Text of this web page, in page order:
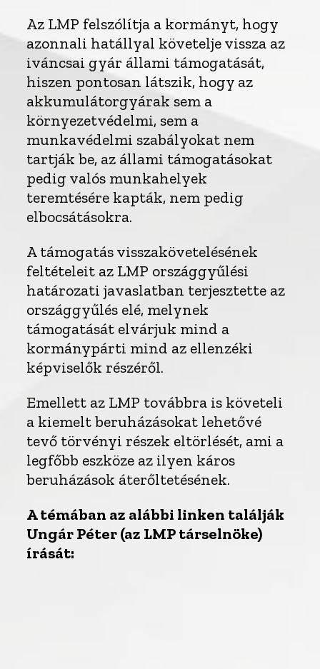
Az LMP felszólítja a kormányt, hogy
azonnali hatállyal követelje vissza az
iváncsai gyár állami támogatását,
hiszen pontosan látszik, hogy az
akkumulátorgyárak sem a
környezetvédelmi, sem a
munkavédelmi szabályokat nem
tartják be, az állami támogatásokat
pedig valós munkahelyek
teremtésére kapták, nem pedig
elbocsátásokra.
A támogatás visszakövetelésének
feltételeit az LMP országgyűlési
határozati javaslatban terjesztette az
országgyűlés elé, melynek
támogatását elvárjuk mind a
kormánypárti mind az ellenzéki
képviselők részéről.
Emellett az LMP továbbra is követeli
a kiemelt beruházásokat lehetővé
tevő törvényi részek eltörlését, ami a
legfőbb eszköze az ilyen káros
beruházások áterőltetésének.
A témában az alábbi linken találják
Ungár Péter (az LMP társelnöke)
írását: